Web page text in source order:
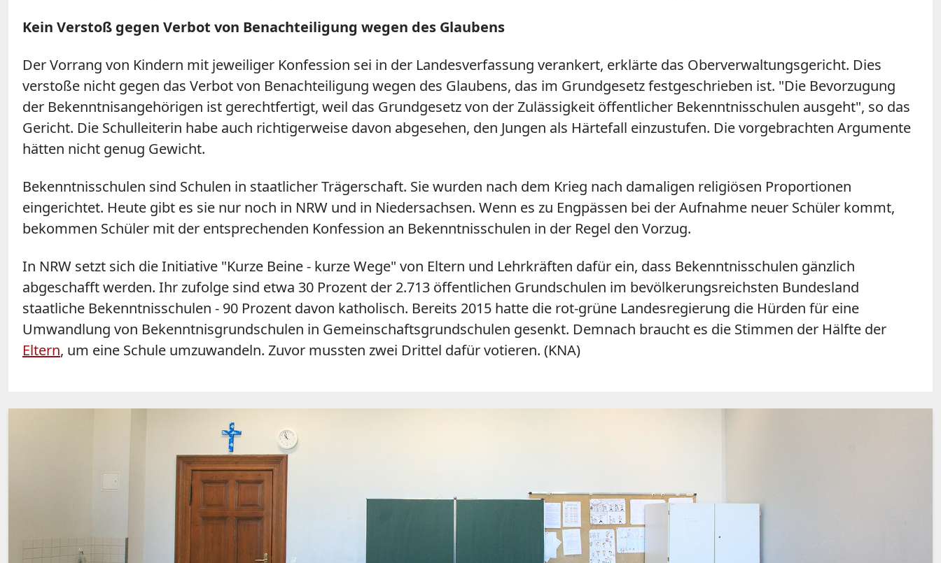
Kein Verstoß gegen Verbot von Benachteiligung wegen des Glaubens
Der Vorrang von Kindern mit jeweiliger Konfession sei in der Landesverfassung verankert, erklärte das Oberverwaltungsgericht. Dies
verstoße nicht gegen das Verbot von Benachteiligung wegen des Glaubens, das im Grundgesetz festgeschrieben ist. "Die Bevorzugung
der Bekenntnisangehörigen ist gerechtfertigt, weil das Grundgesetz von der Zulässigkeit öffentlicher Bekenntnisschulen ausgeht", so das
Gericht. Die Schulleiterin habe auch richtigerweise davon abgesehen, den Jungen als Härtefall einzustufen. Die vorgebrachten Argumente
hätten nicht genug Gewicht.
Bekenntnisschulen sind Schulen in staatlicher Trägerschaft. Sie wurden nach dem Krieg nach damaligen religiösen Proportionen
eingerichtet. Heute gibt es sie nur noch in NRW und in Niedersachsen. Wenn es zu Engpässen bei der Aufnahme neuer Schüler kommt,
bekommen Schüler mit der entsprechenden Konfession an Bekenntnisschulen in der Regel den Vorzug.
In NRW setzt sich die Initiative "Kurze Beine - kurze Wege" von Eltern und Lehrkräften dafür ein, dass Bekenntnisschulen gänzlich
abgeschafft werden. Ihr zufolge sind etwa 30 Prozent der 2.713 öffentlichen Grundschulen im bevölkerungsreichsten Bundesland
staatliche Bekenntnisschulen - 90 Prozent davon katholisch. Bereits 2015 hatte die rot-grüne Landesregierung die Hürden für eine
Umwandlung von Bekenntnisgrundschulen in Gemeinschaftsgrundschulen gesenkt. Demnach braucht es die Stimmen der Hälfte der
Eltern, um eine Schule umzuwandeln. Zuvor mussten zwei Drittel dafür votieren. (KNA)